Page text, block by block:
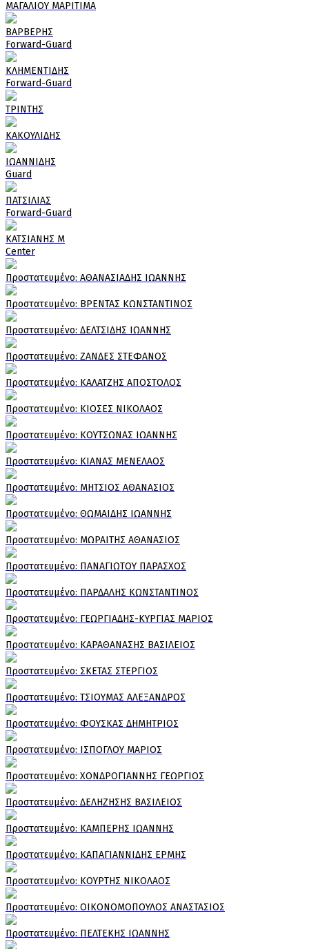
ΜΑΓΑΛΙΟΥ ΜΑΡΙΤΙΜΑ
ΒΑΡΒΕΡΗΣ
Forward-Guard
ΚΛΗΜΕΝΤΙΔΗΣ
Forward-Guard
ΤΡΙΝΤΗΣ
ΚΑΚΟΥΛΙΔΗΣ
ΙΩΑΝΝΙΔΗΣ
Guard
ΠΑΤΣΙΛΙΑΣ
Forward-Guard
ΚΑΤΣΙΑΝΗΣ Μ
Center
Πρoστατευμένο: ΑΘΑΝΑΣΙΑΔΗΣ ΙΩΑΝΝΗΣ
Πρoστατευμένο: ΒΡΕΝΤΑΣ ΚΩΝΣΤΑΝΤΙΝΟΣ
Πρoστατευμένο: ΔΕΛΤΣΙΔΗΣ ΙΩΑΝΝΗΣ
Πρoστατευμένο: ΖΑΝΔΕΣ ΣΤΕΦΑΝΟΣ
Πρoστατευμένο: ΚΑΛΑΤΖΗΣ ΑΠΟΣΤΟΛΟΣ
Πρoστατευμένο: ΚΙΟΣΕΣ ΝΙΚΟΛΑΟΣ
Πρoστατευμένο: ΚΟΥΤΣΩΝΑΣ ΙΩΑΝΝΗΣ
Πρoστατευμένο: ΚΙΑΝΑΣ ΜΕΝΕΛΑΟΣ
Πρoστατευμένο: ΜΗΤΣΙΟΣ ΑΘΑΝΑΣΙΟΣ
Πρoστατευμένο: ΘΩΜΑΙΔΗΣ ΙΩΑΝΝΗΣ
Πρoστατευμένο: ΜΩΡΑΙΤΗΣ ΑΘΑΝΑΣΙΟΣ
Πρoστατευμένο: ΠΑΝΑΓΙΩΤΟΥ ΠΑΡΑΣΧΟΣ
Πρoστατευμένο: ΠΑΡΔΑΛΗΣ ΚΩΝΣΤΑΝΤΙΝΟΣ
Πρoστατευμένο: ΓΕΩΡΓΙΑΔΗΣ-ΚΥΡΓΙΑΣ ΜΑΡΙΟΣ
Πρoστατευμένο: ΚΑΡΑΘΑΝΑΣΗΣ ΒΑΣΙΛΕΙΟΣ
Πρoστατευμένο: ΣΚΕΤΑΣ ΣΤΕΡΓΙΟΣ
Πρoστατευμένο: ΤΣΙΟΥΜΑΣ ΑΛΕΞΑΝΔΡΟΣ
Πρoστατευμένο: ΦΟΥΣΚΑΣ ΔΗΜΗΤΡΙΟΣ
Πρoστατευμένο: ΙΣΠΟΓΛΟΥ ΜΑΡΙΟΣ
Πρoστατευμένο: ΧΟΝΔΡΟΓΙΑΝΝΗΣ ΓΕΩΡΓΙΟΣ
Πρoστατευμένο: ΔΕΛΗΖΗΣΗΣ ΒΑΣΙΛΕΙΟΣ
Πρoστατευμένο: ΚΑΜΠΕΡΗΣ ΙΩΑΝΝΗΣ
Πρoστατευμένο: ΚΑΠΑΓΙΑΝΝΙΔΗΣ ΕΡΜΗΣ
Πρoστατευμένο: ΚΟΥΡΤΗΣ ΝΙΚΟΛΑΟΣ
Πρoστατευμένο: ΟΙΚΟΝΟΜΟΠΟΥΛΟΣ ΑΝΑΣΤΑΣΙΟΣ
Πρoστατευμένο: ΠΕΛΤΕΚΗΣ ΙΩΑΝΝΗΣ